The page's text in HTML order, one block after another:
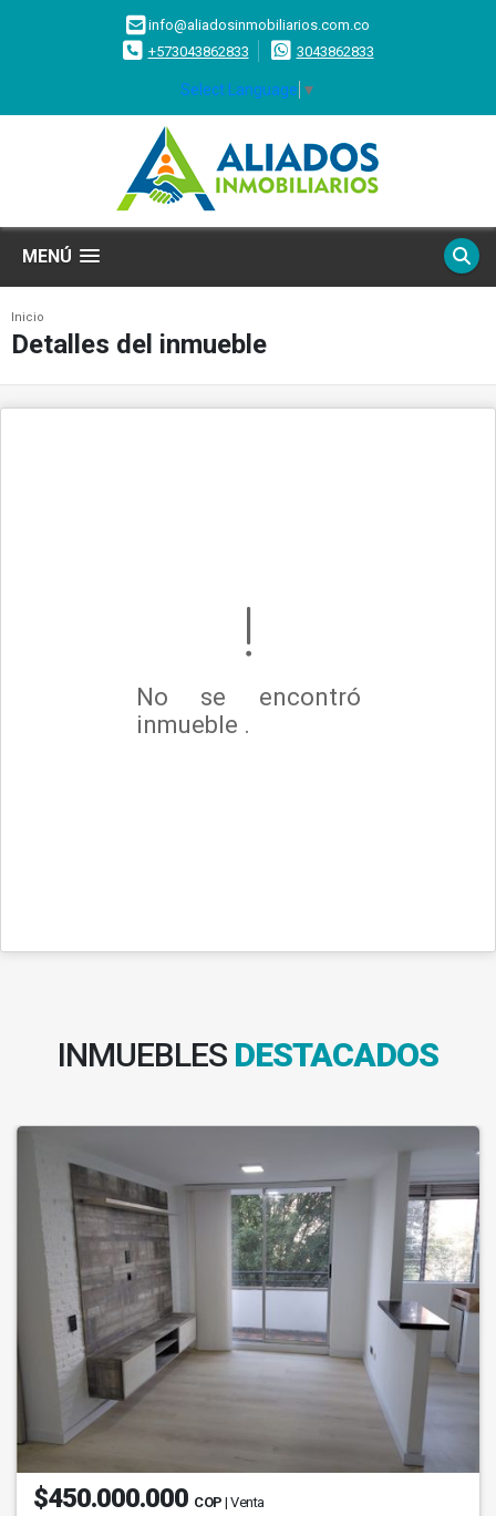
info@aliadosinmobiliarios.com.co
+573043862833
3043862833
Select Language ▼
MENÚ
Inicio
Detalles del inmueble
No se encontró
inmueble .
INMUEBLES DESTACADOS
$450.000.000 COP | Venta